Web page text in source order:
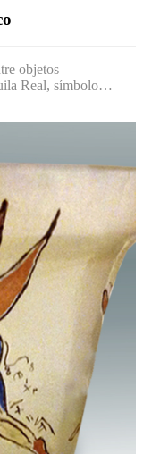
objetos
Real, símbolo…